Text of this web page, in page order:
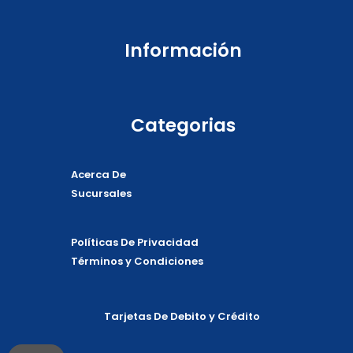
Información
Categorias
Acerca De
Sucursales
Políticas De Privacidad
Términos y Condiciones
Tarjetas De Debito y Crédito